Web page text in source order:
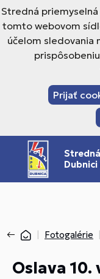
Stredná priemyselná
tomto webovom
účelom sledovania
Prijať
Fotogalérie
Oslava